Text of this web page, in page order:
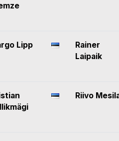
Lipp
Rainer
Laipaik
Riivo